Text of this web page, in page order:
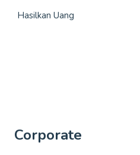
Hasilkan Uang
Corporate